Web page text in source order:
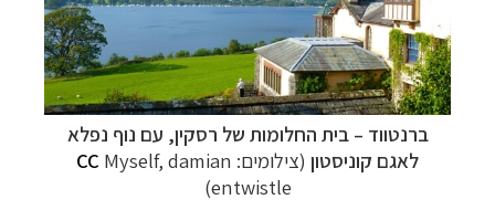
ברנטווד – בית החלומות של רסקין, עם נוף נפלא
לאגם קוניסטון (צילומים: CC Myself, damian
entwistle)